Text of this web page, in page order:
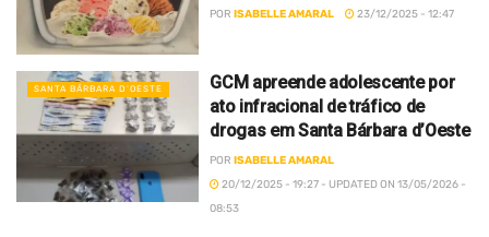
POR ISABELLE AMARAL 23/12/2025 - 12:47
SANTA BÁRBARA D’OESTE
GCM apreende adolescente por
ato infracional de tráfico de
drogas em Santa Bárbara d’Oeste
POR ISABELLE AMARAL
20/12/2025 - 19:27 - UPDATED ON 13/05/2026 -
08:53